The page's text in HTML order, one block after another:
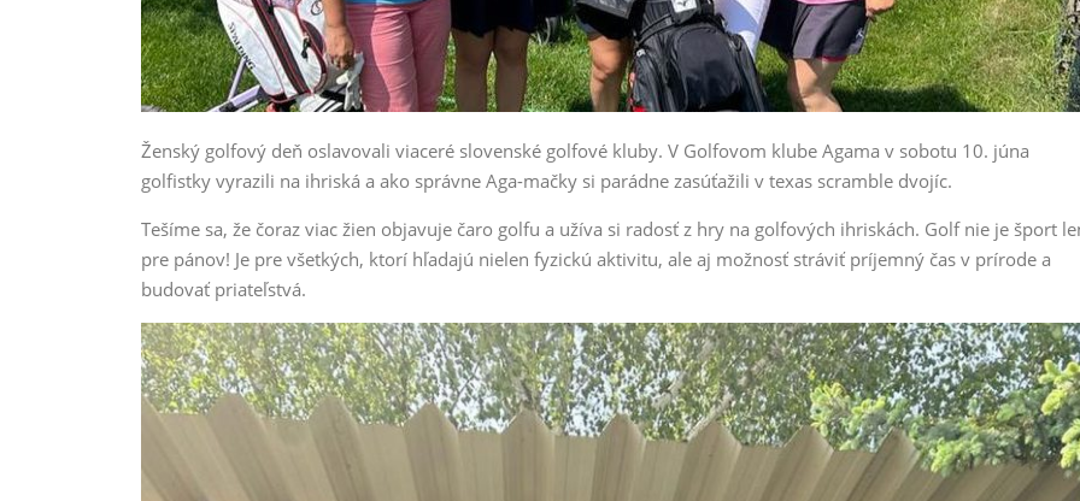
Ženský golfový deň oslavovali viaceré slovenské golfové kluby. V Golfovom klube Agama v sobotu 10. júna
golfistky vyrazili na ihriská a ako správne Aga-mačky si parádne zasúťažili v texas scramble dvojíc.
Tešíme sa, že čoraz viac žien objavuje čaro golfu a užíva si radosť z hry na golfových ihriskách. Golf nie je šport
pre pánov! Je pre všetkých, ktorí hľadajú nielen fyzickú aktivitu, ale aj možnosť stráviť príjemný čas v prírode a
budovať priateľstvá.